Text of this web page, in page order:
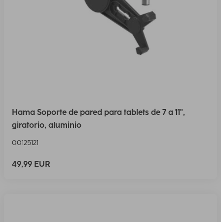
Hama Soporte de pared para tablets de 7 a 11",
giratorio, aluminio
00125121
49,99 EUR